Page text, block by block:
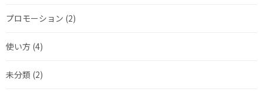
プロモーション (2)
使い方 (4)
未分類 (2)